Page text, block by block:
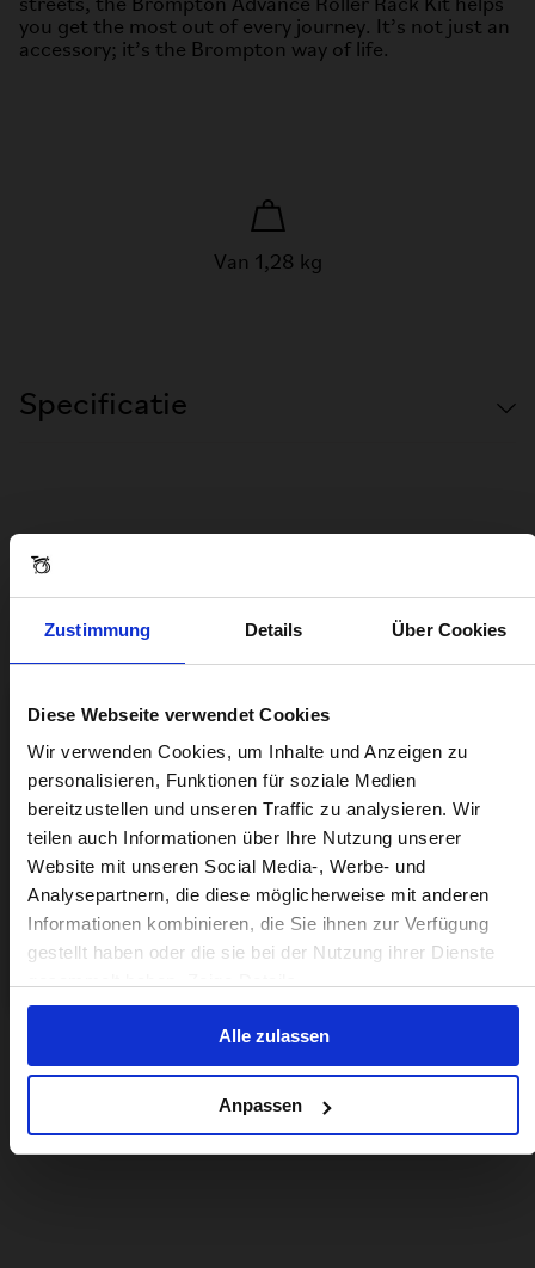
Zustimmung Details Über Cookies
Diese Webseite verwendet Cookies
Wir verwenden Cookies, um Inhalte und Anzeigen zu
personalisieren, Funktionen für soziale Medien
bereitzustellen und unseren Traffic zu analysieren. Wir
teilen auch Informationen über Ihre Nutzung unserer
Website mit unseren Social Media-, Werbe- und
Analysepartnern, die diese möglicherweise mit anderen
Informationen kombinieren, die Sie ihnen zur Verfügung
gestellt haben oder die sie bei der Nutzung ihrer Dienste
Alle zulassen
Anpassen
streets, the Brompton Advance Roller Rack Kit helps
you get the most out of every journey. It’s not just an
accessory; it’s the Brompton way of life.
Van 1,28 kg
Specificatie
Recensies en vragen
Beoordelingen
Visiting from the United States?
For a better experience, please visit our:
US website
No, stay here